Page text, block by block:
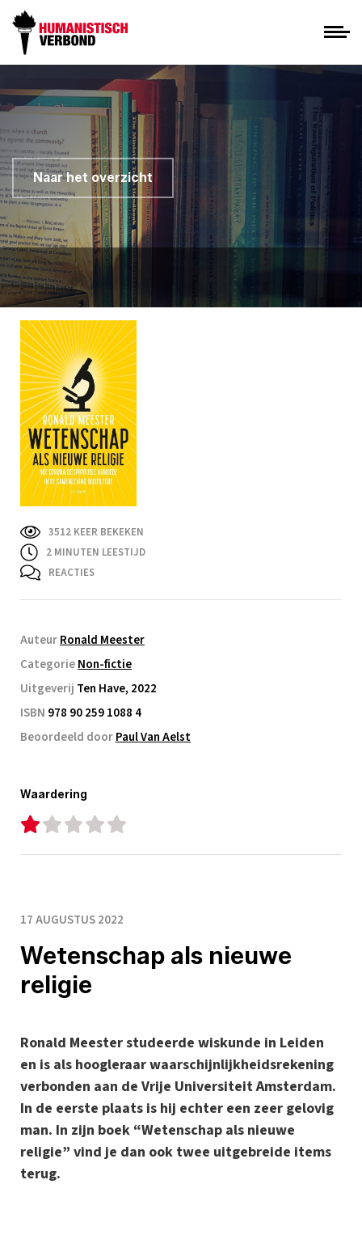
Naar het overzicht
3512 KEER BEKEKEN
2 MINUTEN LEESTIJD
REACTIES
AuteurRonald Meester
CategorieNon-fictie
Uitgeverij Ten Have, 2022
ISBN 978 90 259 1088 4
Beoordeeld doorPaul Van Aelst
Waardering
17 AUGUSTUS 2022
Wetenschap als nieuwe
religie
Ronald Meester studeerde wiskunde in Leiden
en is als hoogleraar waarschijnlijkheidsrekening
verbonden aan de Vrije Universiteit Amsterdam.
In de eerste plaats is hij echter een zeer gelovig
man. In zijn boek “Wetenschap als nieuwe
religie” vind je dan ook twee uitgebreide items
terug.